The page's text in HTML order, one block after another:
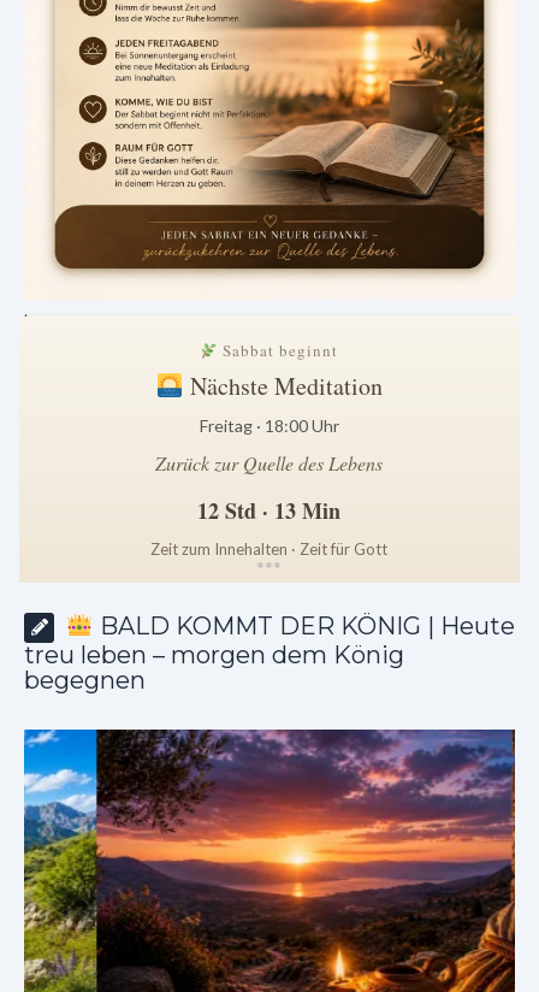
.
Sabbat beginnt
Nächste Meditation
Freitag · 18:00 Uhr
Zurück zur Quelle des Lebens
12 Std · 13 Min
Zeit zum Innehalten · Zeit für Gott
***
BALD KOMMT DER KÖNIG | Heute
treu leben – morgen dem König
begegnen